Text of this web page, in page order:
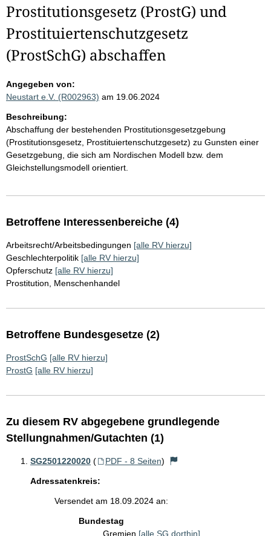
Prostitutionsgesetz (ProstG) und
Prostituiertenschutzgesetz
(ProstSchG) abschaffen
Angegeben von:
Neustart e.V. (R002963) am 19.06.2024
Beschreibung:
Abschaffung der bestehenden Prostitutionsgesetzgebung
(Prostitutionsgesetz, Prostituiertenschutzgesetz) zu Gunsten einer
Gesetzgebung, die sich am Nordischen Modell bzw. dem
Gleichstellungsmodell orientiert.
Betroffene Interessenbereiche (4)
Arbeitsrecht/Arbeitsbedingungen [alle RV hierzu]
Geschlechterpolitik [alle RV hierzu]
Opferschutz [alle RV hierzu]
Prostitution, Menschenhandel
Betroffene Bundesgesetze (2)
ProstSchG [alle RV hierzu]
ProstG [alle RV hierzu]
Zu diesem RV abgegebene grundlegende
Stellungnahmen/Gutachten (1)
SG2501220020 ( PDF - 8 Seiten)
Adressatenkreis:
Versendet am 18.09.2024 an:
Bundestag
Gremien [alle SG dorthin]